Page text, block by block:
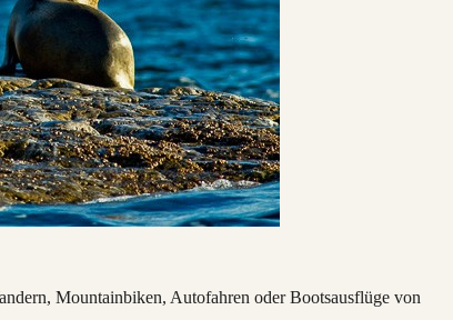
Mountainbiken, Autofahren oder Bootsausflüge von